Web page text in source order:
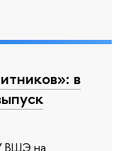
в
ВШЭ на